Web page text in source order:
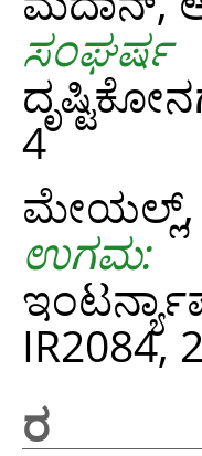
ಸಂಘರ್ಷ
4
ಉಗಮ:
IR2084,
ರ